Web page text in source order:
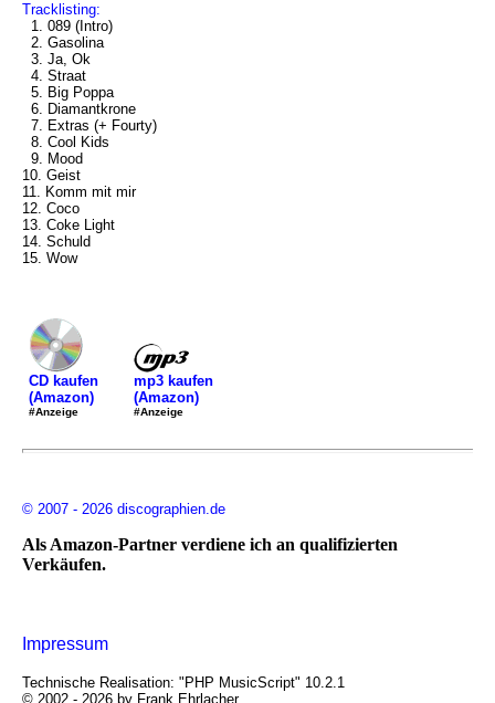
Tracklisting:
1. 089 (Intro)
2. Gasolina
3. Ja, Ok
4. Straat
5. Big Poppa
6. Diamantkrone
7. Extras (+ Fourty)
8. Cool Kids
9. Mood
10. Geist
11. Komm mit mir
12. Coco
13. Coke Light
14. Schuld
15. Wow
CD kaufen
(Amazon)
#Anzeige
mp3 kaufen
(Amazon)
#Anzeige
© 2007 - 2026 discographien.de
Als Amazon-Partner verdiene ich an qualifizierten
Verkäufen.
Impressum
Technische Realisation: "PHP MusicScript" 10.2.1
© 2002 - 2026 by Frank Ehrlacher